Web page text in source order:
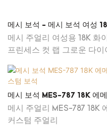
메시 보석 - 메시 보석 여성
어 공주 컷 실험실 자란 다이
메시 주얼리 여성용 18K 화
프린세스 컷 랩 그로운 다
에서 찾을 수 있습니다. 다
구매하려면
메시 보석 MES-787 18K 에
커스텀 보석
메시 주얼리 MES-787 18K
커스텀 주얼리